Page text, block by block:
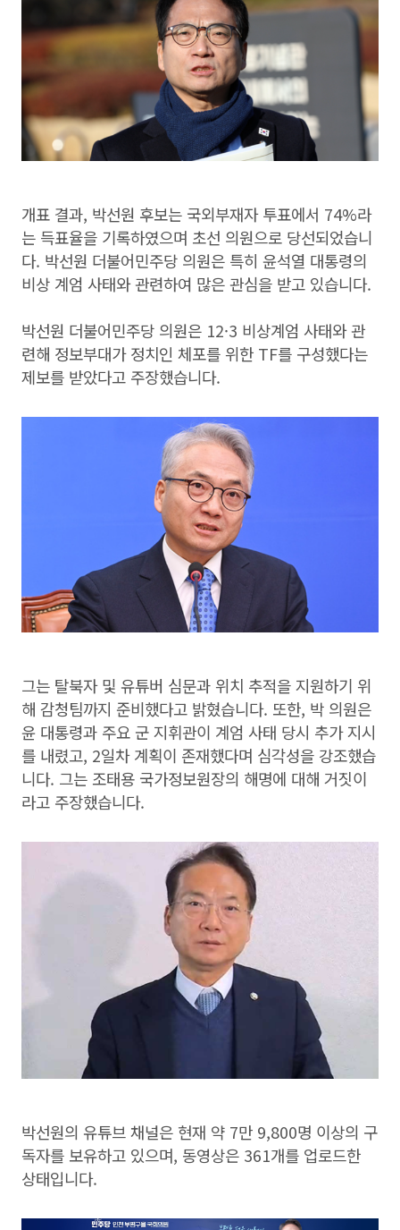
개표 결과, 박선원 후보는 국외부재자 투표에서 74%라
는 득표율을 기록하였으며 초선 의원으로 당선되었습니
다. 박선원 더불어민주당 의원은 특히 윤석열 대통령의
비상 계엄 사태와 관련하여 많은 관심을 받고 있습니다.
박선원 더불어민주당 의원은 12·3 비상계엄 사태와 관
련해 정보부대가 정치인 체포를 위한 TF를 구성했다는
제보를 받았다고 주장했습니다.
그는 탈북자 및 유튜버 심문과 위치 추적을 지원하기 위
해 감청팀까지 준비했다고 밝혔습니다. 또한, 박 의원은
윤 대통령과 주요 군 지휘관이 계엄 사태 당시 추가 지시
를 내렸고, 2일차 계획이 존재했다며 심각성을 강조했습
니다. 그는 조태용 국가정보원장의 해명에 대해 거짓이
라고 주장했습니다.
박선원의 유튜브 채널은 현재 약 7만 9,800명 이상의 구
독자를 보유하고 있으며, 동영상은 361개를 업로드한
상태입니다.